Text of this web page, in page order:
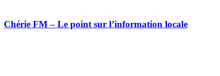
Chérie FM – Le point sur l’information locale